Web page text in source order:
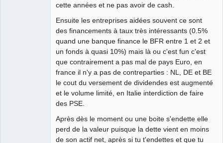
cette années et ne pas avoir de cash.
Ensuite les entreprises aidées souvent ce sont
des financements à taux très intéressants (0.5%
quand une banque finance le BFR entre 1 et 2 et
un fonds à quasi 10%) mais là ou c'est fun c'est
que contrairement a pas mal de pays Euro, en
france il n'y a pas de contreparties : NL, DE et BE
le cout du versement de dividendes est augmenté
et le volume limité, en Italie interdiction de faire
des PSE.
Après dès le moment ou une boite s'endette elle
perd de la valeur puisque la dette vient en moins
de son actif net, après si tu t'endettes et que tu